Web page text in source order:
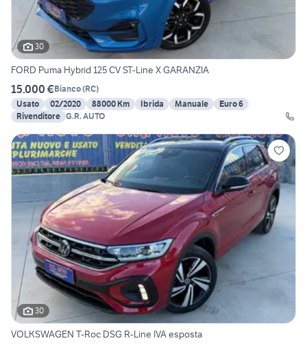
30
FORD Puma Hybrid 125 CV ST-Line X GARANZIA
15.000 €Bianco(RC)
Usato
02/2020 88000 Km Ibrida Manuale
Euro 6
Rivenditore G.R. AUTO
30
VOLKSWAGEN T-Roc DSG R-Line IVA esposta